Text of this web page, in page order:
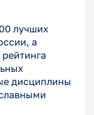
лучших
а
дисциплины